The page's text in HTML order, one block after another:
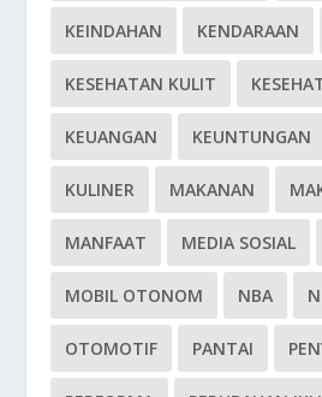
KEINDAHAN KENDARAAN
KESEHATAN KULIT
KEUANGAN KEUNTUNGAN
KULINER MAKANAN
MANFAAT MEDIA SOSIAL
MOBIL OTONOM NBA
OTOMOTIF PANTAI